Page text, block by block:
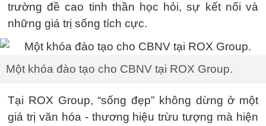
trường đề cao tinh thần học hỏi, sự kết nối và
những giá trị sống tích cực.
Một khóa đào tạo cho CBNV tại ROX Group.
Tại ROX Group, “sống đẹp” không dừng ở một
giá trị văn hóa - thương hiệu trừu tượng mà hiện